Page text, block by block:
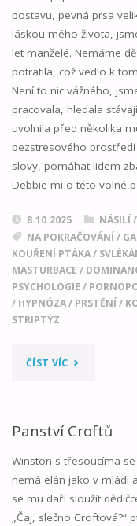
postavu, pevná prsa
láskou mého života,
let manželé. Nemáme
potratila, což vedlo k
Není to nic vážného,
pracovala, hledala
uvolnila před několika
bezstresového
slovy, pomáhat lidem
Debbie mi o této volné
8.10.2025
NÁSILÍ
NA POKRAČOVÁNÍ /
KOUŘENÍ PTÁKA/
MASTURBACE /
PSYCHOLOGIE /
/ HYPNÓZA/ PRSTĚNÍ /
STRIPTÝZ
ČÍST VÍC"DEBBIINA
PRÁCE
01"
Panství Croftů
Winston s třesoucíma
nemá elán jako v mládí
se mu daří sloužit
„Čaj, slečno Croftová?“